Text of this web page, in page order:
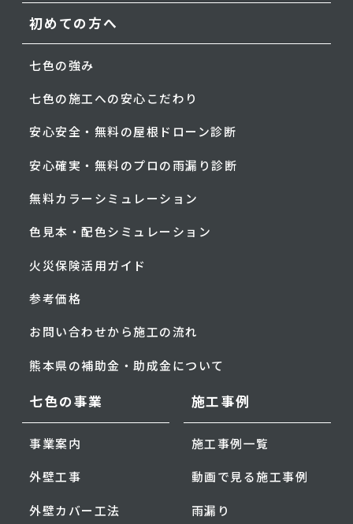
初めての方へ
七色の強み
七色の施工への安心こだわり
安心安全・無料の屋根ドローン診断
安心確実・無料のプロの雨漏り診断
無料カラーシミュレーション
色見本・配色シミュレーション
火災保険活用ガイド
参考価格
お問い合わせから施工の流れ
熊本県の補助金・助成金について
七色の事業
事業案内
外壁工事
外壁カバー工法
施工事例
施工事例一覧
動画で見る施工事例
雨漏り